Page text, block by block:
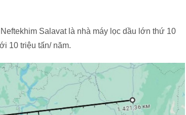
Salavat là nhà máy lọc dầu lớn thứ 10
10 triệu tấn/ năm.